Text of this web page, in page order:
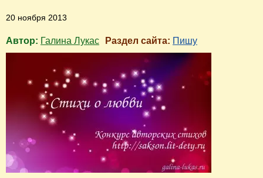
20 ноября 2013
Автор: Галина Лукас Раздел сайта: Пишу